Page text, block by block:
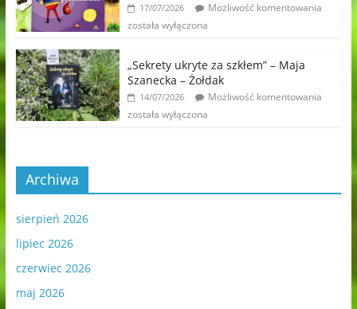
17/07/2026
Możliwość komentowania
została wyłączona
„Sekrety ukryte za szkłem” – Maja
Szanecka – Żołdak
14/07/2026
Możliwość komentowania
została wyłączona
Archiwa
sierpień 2026
lipiec 2026
czerwiec 2026
maj 2026